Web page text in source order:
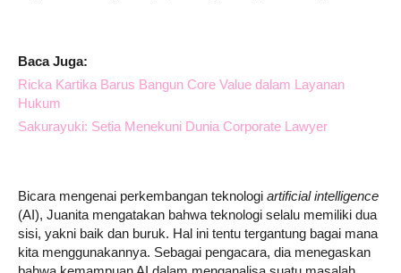
Baca Juga:
Ricka Kartika Barus Bangun Core Value dalam Layanan
Hukum
Sakurayuki: Setia Menekuni Dunia Corporate Lawyer
Bicara mengenai perkembangan teknologi artificial intelligence
(AI), Juanita mengatakan bahwa teknologi selalu memiliki dua
sisi, yakni baik dan buruk. Hal ini tentu tergantung bagai mana
kita menggunakannya. Sebagai pengacara, dia menegaskan